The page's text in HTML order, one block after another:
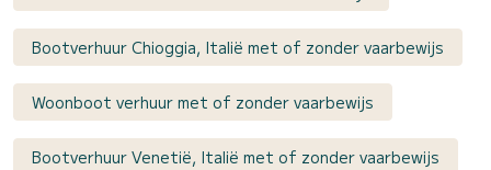
Bootverhuur Chioggia, Italië met of zonder vaarbewijs
Woonboot verhuur met of zonder vaarbewijs
Bootverhuur Venetië, Italië met of zonder vaarbewijs